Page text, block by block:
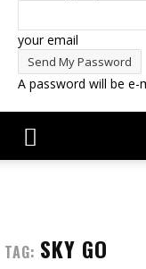
your email
A password will be e-
TAG: SKY GO